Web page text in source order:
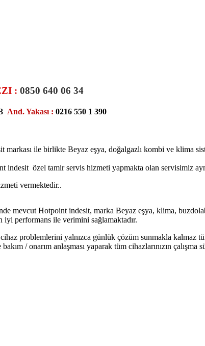
: 0850 640 06 34
And. Yakası : 0216 550 1 390
ile birlikte Beyaz eşya, doğalgazlı kombi ve klima
indesit özel tamir servis hizmeti yapmakta olan servisimiz
vermektedir..
Hotpoint indesit, marka Beyaz eşya, klima,
iyi performans ile verimini sağlamaktadır.
problemlerini yalnızca günlük çözüm sunmakla kalmaz
/ onarım anlaşması yaparak tüm cihazlarınızın